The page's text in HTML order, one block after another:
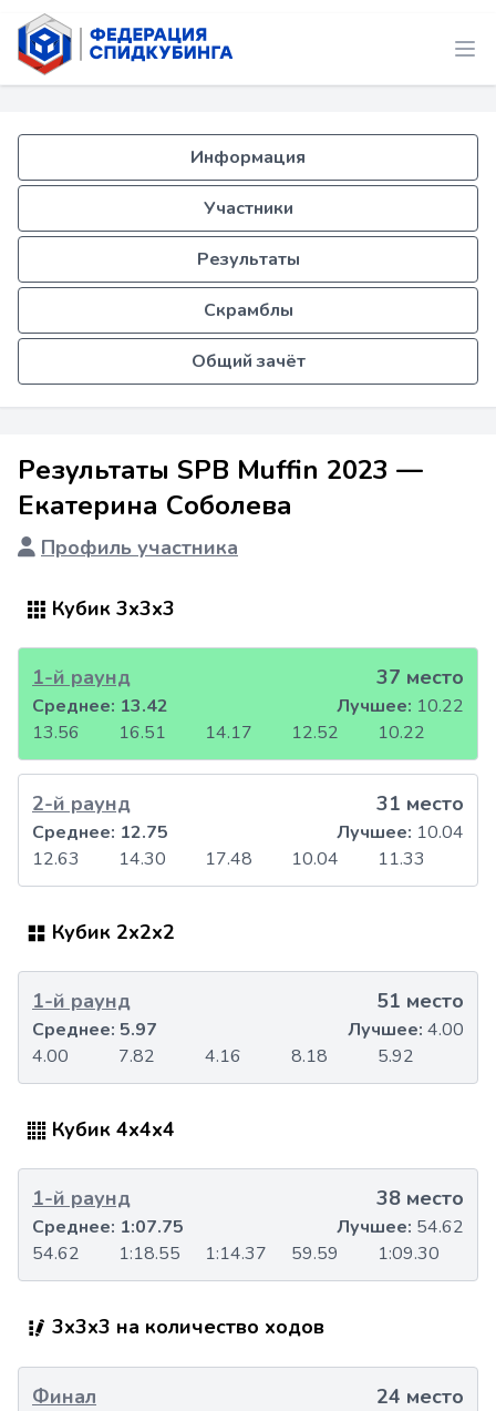
Информация
Участники
Результаты
Скрамблы
Общий зачёт
Результаты SPB Muffin 2023 —
Екатерина Соболева
Профиль участника
Кубик 3x3x3
1-й раунд 37 место
13.56 16.51 14.17 12.52 10.22
Среднее: 13.42 Лучшее: 10.22
2-й раунд 31 место
12.63 14.30 17.48 10.04 11.33
Среднее: 12.75 Лучшее: 10.04
Кубик 2x2x2
1-й раунд 51 место
4.00 7.82 4.16 8.18 5.92
Среднее: 5.97 Лучшее: 4.00
Кубик 4x4x4
1-й раунд 38 место
54.62 1:18.55 1:14.37 59.59 1:09.30
Среднее: 1:07.75 Лучшее: 54.62
3x3x3 на количество ходов
Финал 24 место